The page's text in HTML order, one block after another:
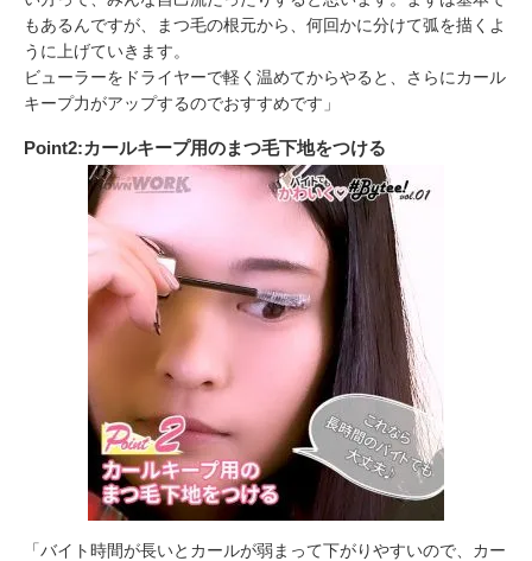
もあるんですが、まつ毛の根元から、何回かに分けて弧を描くよ
うに上げていきます。
ビューラーをドライヤーで軽く温めてからやると、さらにカール
キープ力がアップするのでおすすめです」
Point2:カールキープ用のまつ毛下地をつける
「バイト時間が長いとカールが弱まって下がりやすいので、カー